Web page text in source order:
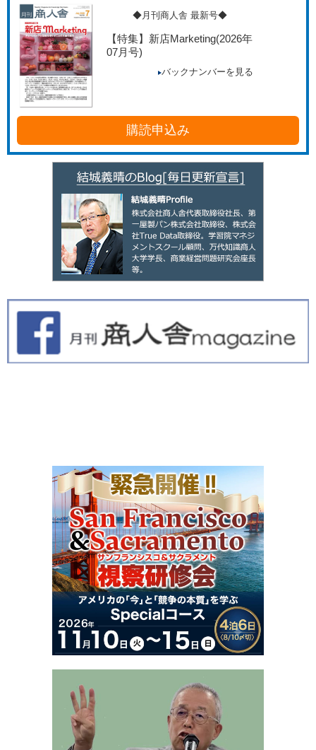
◆月刊商人舎 最新号◆
【特集】新店Marketing(2026年
07月号)
バックナンバーを見る
購読申込み